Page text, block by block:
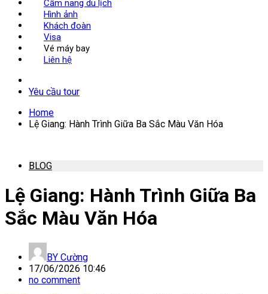
Cẩm nang du lịch
Hình ảnh
Khách đoàn
Visa
Vé máy bay
Liên hệ
Yêu cầu tour
Home
Lệ Giang: Hành Trình Giữa Ba Sắc Màu Văn Hóa
BLOG
Lệ Giang: Hành Trình Giữa Ba
Sắc Màu Văn Hóa
BY Cường
17/06/2026 10:46
no comment